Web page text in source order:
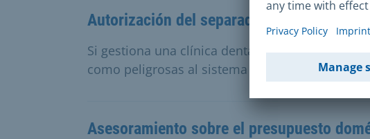
Autorización del separador de amalgama
Si gestiona una clínica dental, no puede verter
como peligrosas al sistema de alcantarillado
Asesoramiento sobre el presupuesto